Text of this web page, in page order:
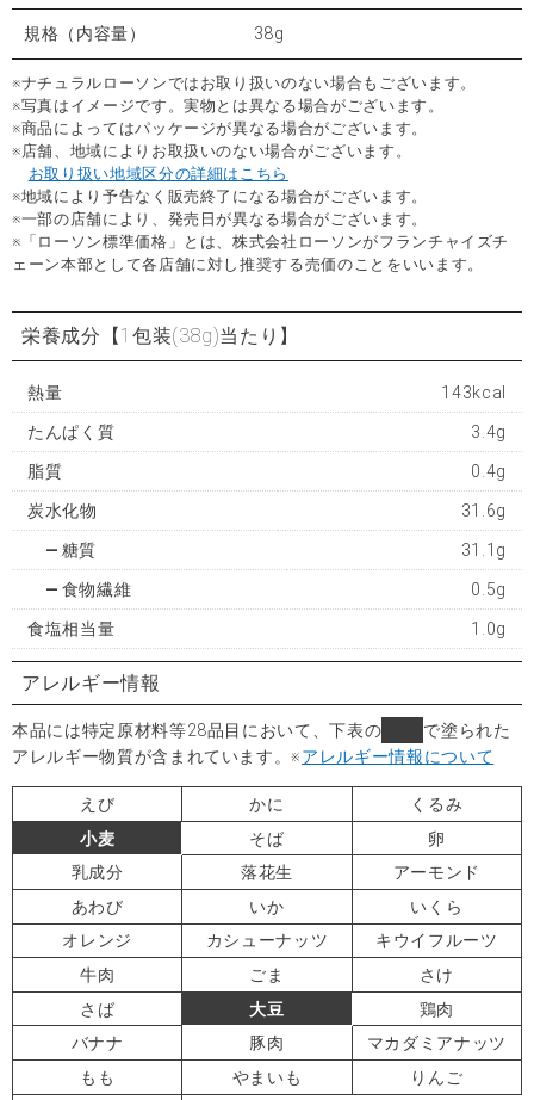
規格（内容量） 38g
※ナチュラルローソンではお取り扱いのない場合もございます。
※写真はイメージです。実物とは異なる場合がございます。
※商品によってはパッケージが異なる場合がございます。
※店舗、地域によりお取扱いのない場合がございます。
お取り扱い地域区分の詳細はこちら
※地域により予告なく販売終了になる場合がございます。
※一部の店舗により、発売日が異なる場合がございます。
※「ローソン標準価格」とは、株式会社ローソンがフランチャイズチ
ェーン本部として各店舗に対し推奨する売価のことをいいます。
栄養成分 【1包装(38g)当たり】
熱量 143kcal
たんぱく質 3.4g
脂質 0.4g
炭水化物 31.6g
糖質 31.1g
食物繊維 0.5g
食塩相当量 1.0g
アレルギー情報
本品には特定原材料等28品目において、下表の
で塗られた
アレルギー物質が含まれています。※アレルギー情報について
えび かに
くるみ
小麦
そば
卵
乳成分
落花生
アーモンド
あわび
いか
いくら
オレンジ
カシューナッツ
キウイフルーツ
牛肉
ごま
さけ
さば
大豆
鶏肉
バナナ
豚肉
マカダミアナッツ
もも
やまいも
りんご